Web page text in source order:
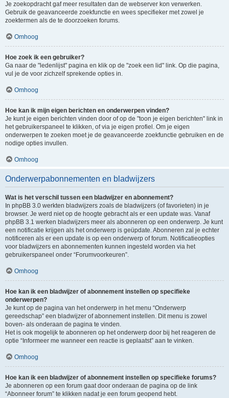
Je zoekopdracht gaf meer resultaten dan de webserver kon verwerken.
Gebruik de geavanceerde zoekfunctie en wees specifieker met zowel je
zoektermen als de te doorzoeken forums.
Omhoog
Hoe zoek ik een gebruiker?
Ga naar de "ledenlijst" pagina en klik op de "zoek een lid" link. Op die pagina,
vul je de voor zichzelf sprekende opties in.
Omhoog
Hoe kan ik mijn eigen berichten en onderwerpen vinden?
Je kunt je eigen berichten vinden door of op de "toon je eigen berichten" link in
het gebruikerspaneel te klikken, of via je eigen profiel. Om je eigen
onderwerpen te zoeken moet je de geavanceerde zoekfunctie gebruiken en de
nodige opties invullen.
Omhoog
Onderwerpabonnementen en bladwijzers
Wat is het verschil tussen een bladwijzer en abonnement?
In phpBB 3.0 werkten bladwijzers zoals de bladwijzers (of favorieten) in je
browser. Je werd niet op de hoogte gebracht als er een update was. Vanaf
phpBB 3.1 werken bladwijzers meer als abonneren op een onderwerp. Je kunt
een notificatie krijgen als het onderwerp is geüpdate. Abonneren zal je echter
notificeren als er een update is op een onderwerp of forum. Notificatieopties
voor bladwijzers en abonnementen kunnen ingesteld worden via het
gebruikerspaneel onder “Forumvoorkeuren”.
Omhoog
Hoe kan ik een bladwijzer of abonnement instellen op specifieke
onderwerpen?
Je kunt op de pagina van het onderwerp in het menu “Onderwerp
gereedschap” een bladwijzer of abonnement instellen. Dit menu is zowel
boven- als onderaan de pagina te vinden.
Het is ook mogelijk te abonneren op het onderwerp door bij het reageren de
optie “Informeer me wanneer een reactie is geplaatst” aan te vinken.
Omhoog
Hoe kan ik een bladwijzer of abonnement instellen op specifieke forums?
Je abonneren op een forum gaat door onderaan de pagina op de link
“Abonneer forum” te klikken nadat je een forum geopend hebt.